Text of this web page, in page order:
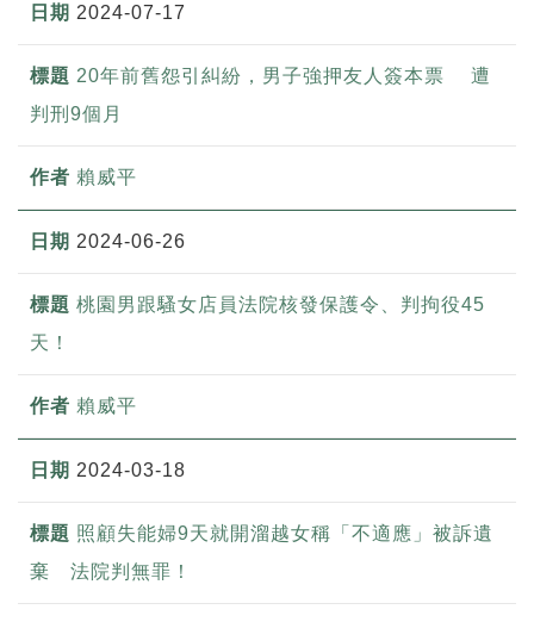
2024-07-17
20年前舊怨引糾紛，男子強押友人簽本票 遭
判刑9個月
賴威平
2024-06-26
桃園男跟騷女店員法院核發保護令、判拘役45
天！
賴威平
2024-03-18
照顧失能婦9天就開溜越女稱「不適應」被訴遺
棄 法院判無罪！